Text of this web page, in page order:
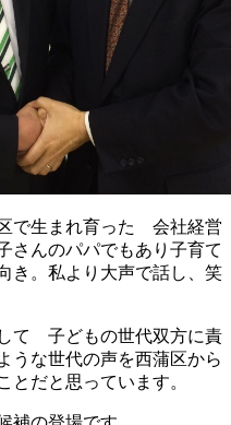
で生まれ育った 会社経営
んのパパでもあり子育て
き。私より大声で話し、笑
て 子どもの世代双方に責
うな世代の声を西蒲区から
とだと思っています。